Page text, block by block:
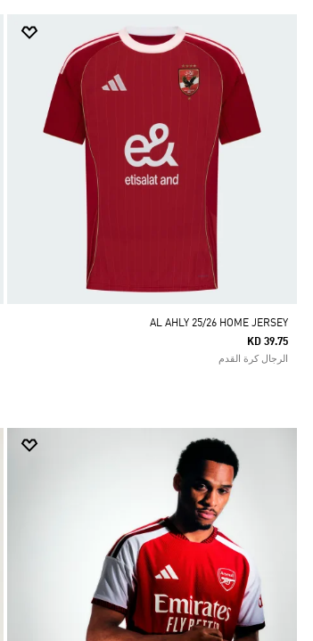
AL AHLY 25/26 HOME JERSEY
KD 39.75
الرجال كرة القدم